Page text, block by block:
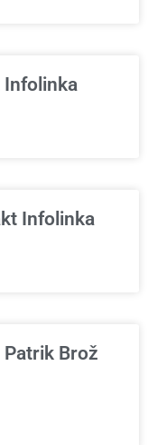
Infolinka
Infolinka
Brož